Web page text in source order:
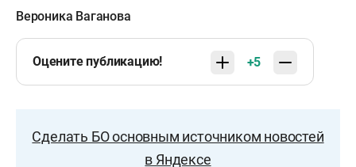
Вероника Ваганова
Оцените публикацию! +5
Сделать БО основным источником новостей
в Яндексе